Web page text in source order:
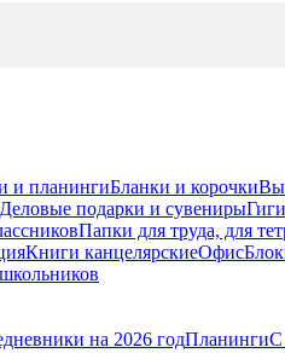
и планингиБланки и корочки
Деловые подарки и сувениры
Папки для труда, для
Книги канцелярскиеОфис
на 2026 годПланингиС